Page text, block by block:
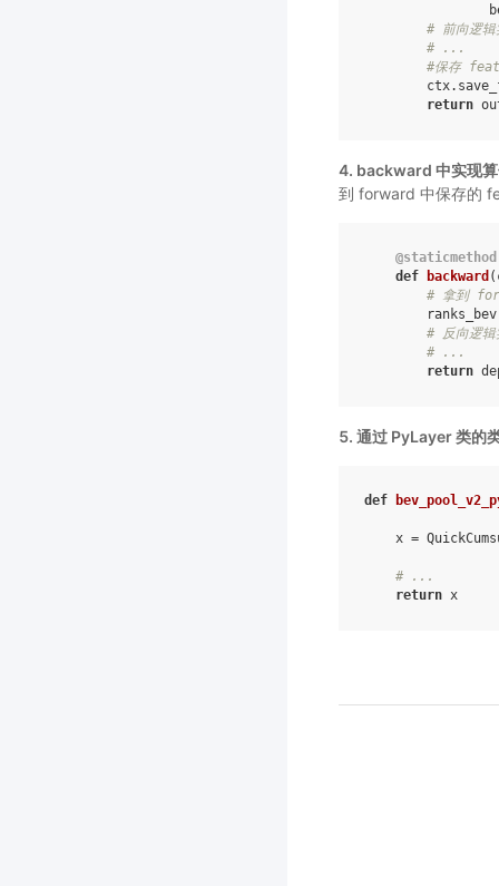
# 前向逻辑
# ...
#保存
ctx.
return
4. backward 中实现
到 forward 中保存的
@staticmethod
def
backward (
# 拿到
ranks_bev
# 反向逻辑
# ...
return
5. 通过 PyLayer 类的
def
x =
# ...
return x